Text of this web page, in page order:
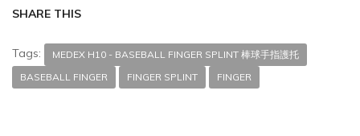
SHARE THIS
Tags:
MEDEX H10 - BASEBALL FINGER SPLINT 棒球手指護托
BASEBALL FINGER
FINGER SPLINT FINGER